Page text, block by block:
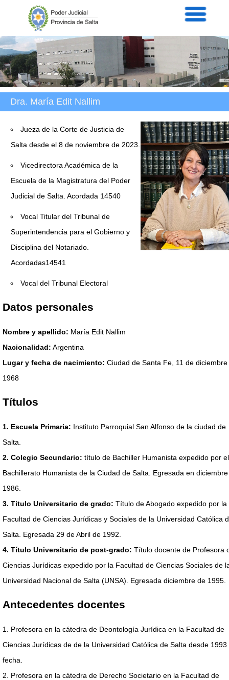
Servicios
Prensa
Intranet
Contacto
Dra. María Edit Nallim
Jueza de la Corte de Justicia de
Salta desde el 8 de noviembre de 2023.
Vicedirectora Académica de la
Escuela de la Magistratura del Poder
Judicial de Salta. Acordada 14540
Vocal Titular del Tribunal de
Superintendencia para el Gobierno y
Disciplina del Notariado.
Acordadas14541
Vocal del Tribunal Electoral
Datos personales
Nombre y apellido: María Edit Nallim
Nacionalidad: Argentina
Lugar y fecha de nacimiento: Ciudad de Santa Fe, 11 de diciembre
1968
Títulos
1. Escuela Primaria: Instituto Parroquial San Alfonso de la ciudad de
Salta.
2. Colegio Secundario: título de Bachiller Humanista expedido por el
Bachillerato Humanista de la Ciudad de Salta. Egresada en
1986.
3. Titulo Universitario de grado: Título de Abogado expedido por la
Facultad de Ciencias Jurídicas y Sociales de la Universidad Católica
Salta. Egresada 29 de Abril de 1992.
4. Título Universitario de post-grado: Título docente de Profesora
Ciencias Jurídicas expedido por la Facultad de Ciencias Sociales de
Universidad Nacional de Salta (UNSA). Egresada diciembre de 1995.
Antecedentes docentes
1. Profesora en la cátedra de Deontología Jurídica en la Facultad de
Ciencias Jurídicas de de la Universidad Católica de Salta desde 1993
fecha.
2. Profesora en la cátedra de Derecho Societario en la Facultad de